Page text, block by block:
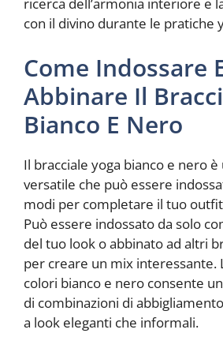
ricerca dell’armonia interiore e
con il divino durante le pratiche
Come Indossare
Abbinare Il
Bianco E Nero
Il bracciale yoga bianco e nero
versatile che può essere
modi per completare il tuo outfit
Può essere indossato da solo
del tuo look o abbinato ad altri
per creare un mix interessante.
colori bianco e nero consente
di combinazioni di
a look eleganti che informali.